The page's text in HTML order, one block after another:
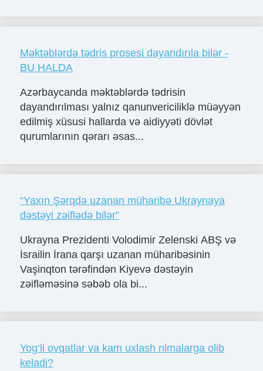
Məktəblərdə tədris prosesi dayandırıla bilər -
BU HALDA
Azərbaycanda məktəblərdə tədrisin
dayandırılması yalnız qanunvericiliklə müəyyən
edilmiş xüsusi hallarda və aidiyyəti dövlət
qurumlarının qərarı əsas...
“Yaxın Şərqdə uzanan müharibə Ukraynaya
dəstəyi zəiflədə bilər”
Ukrayna Prezidenti Volodimir Zelenski ABŞ və
İsrailin İrana qarşı uzanan müharibəsinin
Vaşinqton tərəfindən Kiyevə dəstəyin
zəifləməsinə səbəb ola bi...
Yog‘li ovqatlar va kam uxlash nimalarga olib
keladi?